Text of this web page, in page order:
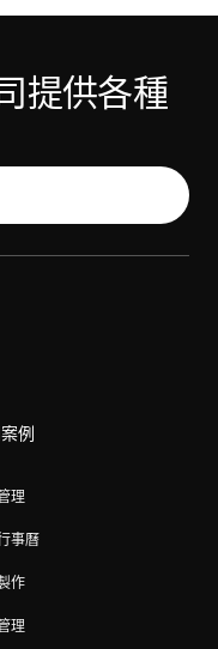
提供各種
例
理
事曆
作
理